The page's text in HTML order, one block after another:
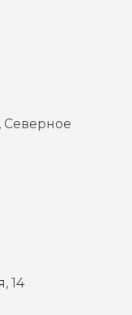
Северное
14